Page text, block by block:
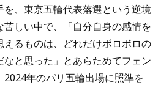
を、東京五輪代表落選という逆境
しい中で、「自分自身の感情を
るものは、どれだけボロボロの
と思った」とあらためてフェン
2024年のパリ五輪出場に照準を